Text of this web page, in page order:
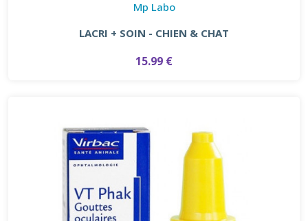
Mp Labo
LACRI + SOIN - CHIEN & CHAT
15.99 €